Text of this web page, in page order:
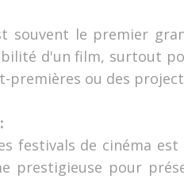
souvent le premier
d'un film, surtout
premières ou des
festivals de cinéma
prestigieuse pour